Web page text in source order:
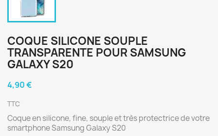
COQUE SILICONE SOUPLE
TRANSPARENTE POUR SAMSUNG
GALAXY S20
4,90 €
TTC
Coque en silicone, fine, souple et très protectrice de votre
smartphone Samsung Galaxy S20